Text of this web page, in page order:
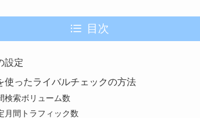
目次
設定
使ったライバルチェックの方法
検索ボリューム数
月間トラフィック数